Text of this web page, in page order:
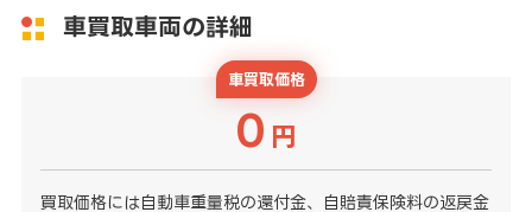
車買取車両の詳細
車買取価格
0 円
買取価格には自動車重量税の還付金、自賠責保険料の返戻金